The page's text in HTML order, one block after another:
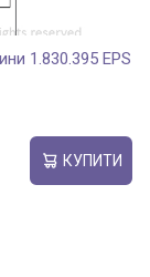
1.830.395 EPS
КУПИТИ